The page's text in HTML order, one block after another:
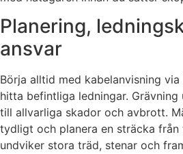
Planering,
ansvar
Börja alltid med kabelanvisning
hitta befintliga ledningar. Grävning
till allvarliga skador och avbrott.
tydligt och planera en sträcka
undviker stora träd, stenar och